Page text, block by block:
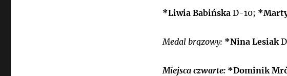
*Liwia Babińska D-10;
Medal brązowy: *Nina Lesiak
Miejsca czwarte: *Dominik